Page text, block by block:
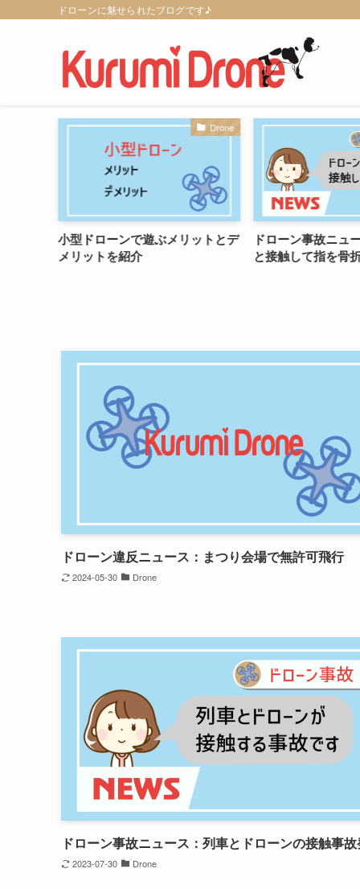
ドローンに魅せられたブログです♪
Drone
小型ドローンで遊ぶメリットとデ
メリットを紹介
ドローン事故ニュ
と接触して指を骨
ドローン違反ニュース：まつり会場で無許可飛行
2024-05-30 Drone
ドローン事故ニュース：列車とドローンの接触事
2023-07-30 Drone